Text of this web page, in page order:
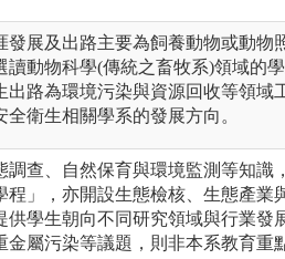
發展及出路主要為飼養動物或動物
讀動物科學(傳統之畜牧系)領域的
出路為環境污染與資源回收等領域
衛生相關學系的發展方向。
調查、自然保育與環境監測等知識
程」，亦開設生態檢核、生態產業
供學生朝向不同研究領域與行業發
屬污染等議題，則非本系教育重